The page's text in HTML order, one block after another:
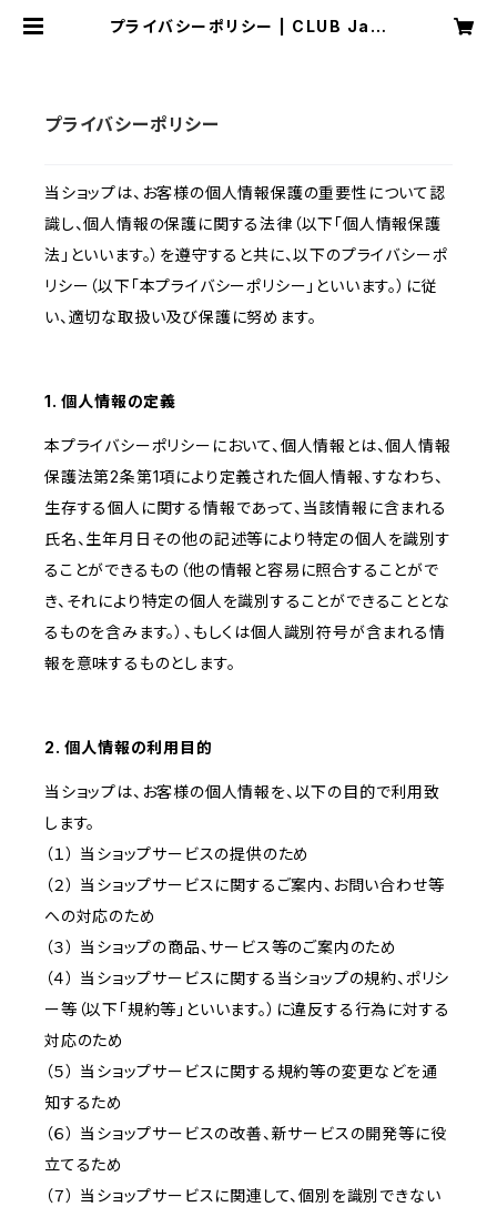
プライバシーポリシー | CLUB Jam
プライバシーポリシー
当ショップは、お客様の個人情報保護の重要性について認
識し、個人情報の保護に関する法律（以下「個人情報保護
法」といいます。）を遵守すると共に、以下のプライバシーポ
リシー（以下「本プライバシーポリシー」といいます。）に従
い、適切な取扱い及び保護に努めます。
1. 個人情報の定義
本プライバシーポリシーにおいて、個人情報とは、個人情報
保護法第2条第1項により定義された個人情報、すなわち、
生存する個人に関する情報であって、当該情報に含まれる
氏名、生年月日その他の記述等により特定の個人を識別す
ることができるもの（他の情報と容易に照合することがで
き、それにより特定の個人を識別することができることとな
るものを含みます。）、もしくは個人識別符号が含まれる情
報を意味するものとします。
2. 個人情報の利用目的
当ショップは、お客様の個人情報を、以下の目的で利用致
します。
（１） 当ショップサービスの提供のため
（２） 当ショップサービスに関するご案内、お問い合わせ等
への対応のため
（３） 当ショップの商品、サービス等のご案内のため
（４） 当ショップサービスに関する当ショップの規約、ポリシ
ー等（以下「規約等」といいます。）に違反する行為に対する
対応のため
（５） 当ショップサービスに関する規約等の変更などを通
知するため
（６） 当ショップサービスの改善、新サービスの開発等に役
立てるため
（７） 当ショップサービスに関連して、個別を識別できない